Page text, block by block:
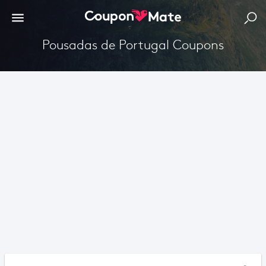
Pousadas de Portugal Coupons